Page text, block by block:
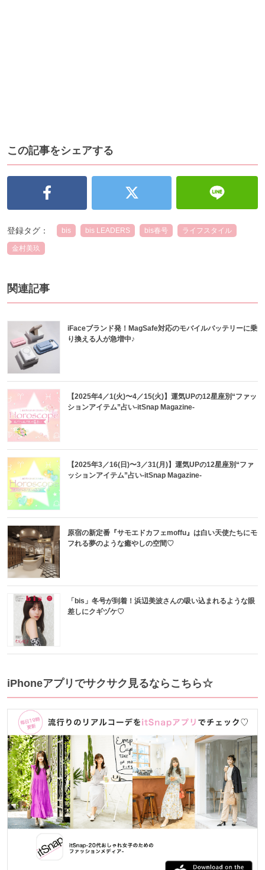
この記事をシェアする
登録タグ： bis bis LEADERS bis春号 ライフスタイル
金村美玖
関連記事
iFaceブランド発！MagSafe対応のモバイルバッテリーに乗
り換える人が急増中♪
【2025年4／1(火)〜4／15(火)】運気UPの12星座別“ファッ
ションアイテム”占い-itSnap Magazine-
【2025年3／16(日)〜3／31(月)】運気UPの12星座別“ファ
ッションアイテム”占い-itSnap Magazine-
原宿の新定番『サモエドカフェmoffu』は白い天使たちにモ
フれる夢のような癒やしの空間♡
「bis」冬号が到着！浜辺美波さんの吸い込まれるような眼
差しにクギヅケ♡
iPhoneアプリでサクサク見るならこちら☆